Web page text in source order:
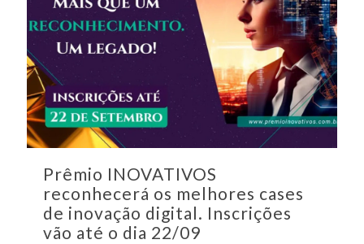
Prêmio INOVATIVOS
reconhecerá os melhores cases
de inovação digital. Inscrições
vão até o dia 22/09